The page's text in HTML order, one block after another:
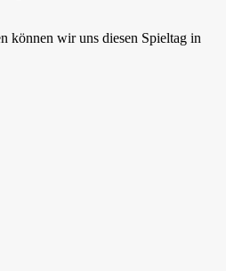
können wir uns diesen Spieltag in